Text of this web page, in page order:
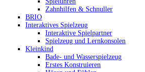
Zahnhilfen & Schnuller
BRIO
Interaktives Spielzeug
Interaktive Spielpartner
Spielzeug und Lernkonsolen
Kleinkind
Bade- und Wasserspielzeug
Erstes Konstruieren